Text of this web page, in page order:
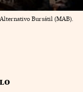
Bursátil (MAB).